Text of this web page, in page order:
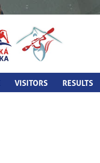
VISITORS RESULTS